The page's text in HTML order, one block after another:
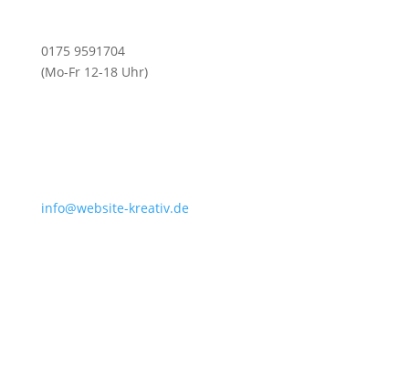
0175 9591704
(Mo-Fr 12-18 Uhr)
info@website-kreativ.de